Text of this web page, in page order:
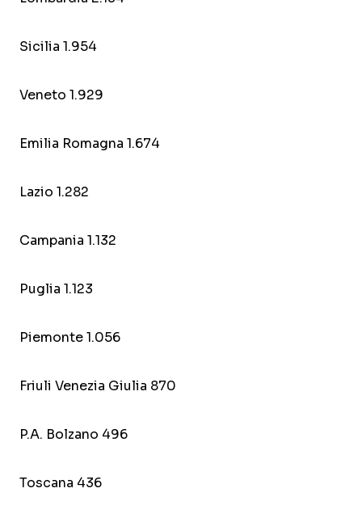
Sicilia 1.954
Veneto 1.929
Emilia Romagna 1.674
Lazio 1.282
Campania 1.132
Puglia 1.123
Piemonte 1.056
Friuli Venezia Giulia 870
P.A. Bolzano 496
Toscana 436